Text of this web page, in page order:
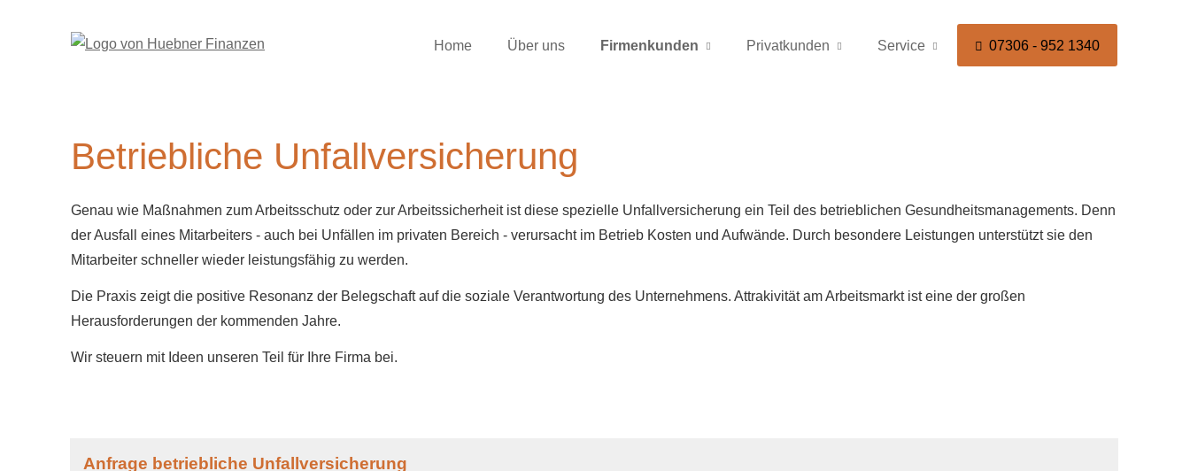
Home Über uns Firmenkunden Privatkunden Service 07306 - 952 1340
Betriebliche Unfall­ver­si­che­rung
Genau wie Maßnahmen zum Arbeitsschutz oder zur Arbeitssicherheit ist diese spezielle Unfall­ver­si­che­rung ein Teil des betrieblichen Gesundheitsmanagements. Denn
der Ausfall eines Mitarbeiters - auch bei Unfällen im privaten Bereich - verursacht im Betrieb Kosten und Aufwände. Durch besondere Leistungen unterstützt sie den
Mitarbeiter schneller wieder leistungsfähig zu werden.
Die Praxis zeigt die positive Resonanz der Belegschaft auf die soziale Verantwortung des Unternehmens. Attrakivität am Arbeitsmarkt ist eine der großen
Herausforderungen der kommenden Jahre.
Wir steuern mit Ideen unseren Teil für Ihre Firma bei.
Anfrage betriebliche Unfall­ver­si­che­rung